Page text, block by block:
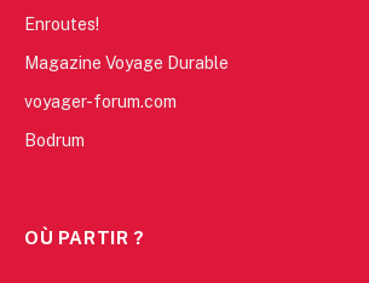
Enroutes!
Magazine Voyage Durable
voyager-forum.com
Bodrum
OÙ PARTIR ?